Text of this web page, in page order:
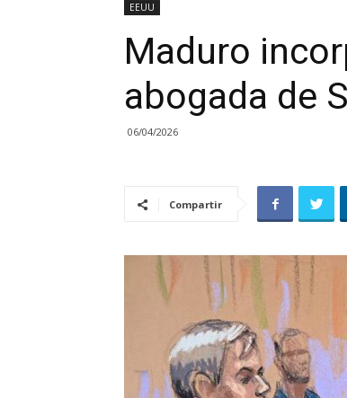
EEUU
Maduro
abogada de
06/04/2026
Compartir